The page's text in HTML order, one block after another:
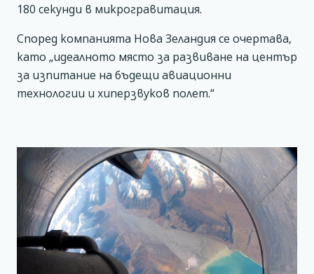
180 секунди в микрогравитация.
Според компанията Нова Зеландия се очертава,
като „идеалното място за развиване на център
за изпитание на бъдещи авиационни
технологии и хиперзвуков полет.“